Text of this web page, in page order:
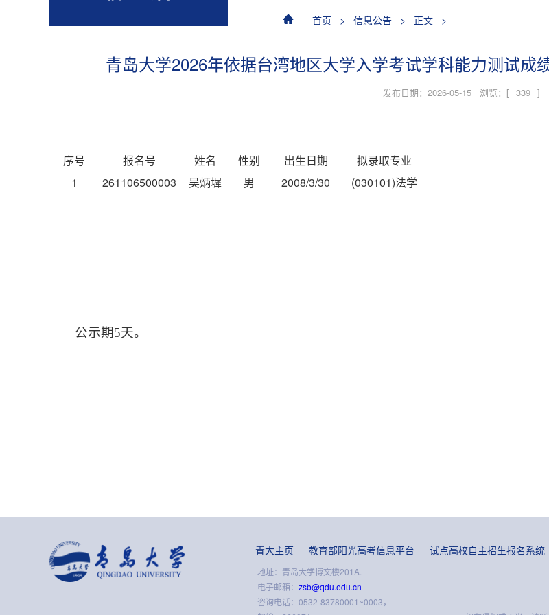
首页 > 信息公告 > 正文 >
青岛大学2026年依据台湾地区大学入学考试学科能力测试成
发布日期：2026-05-15 浏览：[ 339 ]
序号 报名号 姓名 性别 出生日期
拟录取专业
1
261106500003 吴炳墀 男 2008/3/30 (030101)法学
公示期5天。
青大主页 教育部阳光高考信息平台 试点高校自主招生报名系统
地址：青岛大学博文楼201A.
电子邮箱： zsb@qdu.edu.cn
咨询电话：0532-83780001~0003，